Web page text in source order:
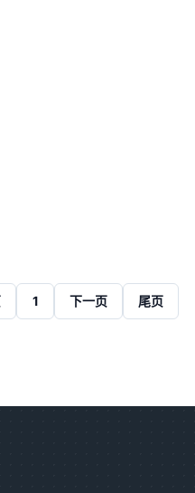
1 下一页 尾页